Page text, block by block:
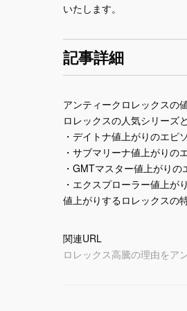
いたします。
記事詳細
アンティークロレックスの
ロレックスの人気シリーズ
・デイトナ値上がりのエピ
・サブマリーナ値上がりの
・GMTマスター値上がりの
・エクスプローラー値上が
値上がりするロレックスの
関連URL
ロレックス高騰の理由をア